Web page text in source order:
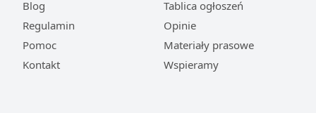
Blog
Regulamin
Pomoc
Kontakt
Tablica ogłoszeń
Opinie
Materiały prasowe
Wspieramy